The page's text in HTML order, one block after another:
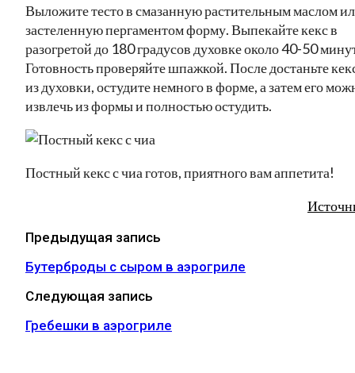
Выложите тесто в смазанную растительным маслом
застеленную пергаментом форму. Выпекайте кекс в
разогретой до 180 градусов духовке около 40-50
Готовность проверяйте шпажкой. После достаньте
из духовки, остудите немного в форме, а затем его
извлечь из формы и полностью остудить.
Постный кекс с чиа готов, приятного вам аппетита!
Предыдущая запись
Бутерброды с сыром в аэрогриле
Следующая запись
Гребешки в аэрогриле